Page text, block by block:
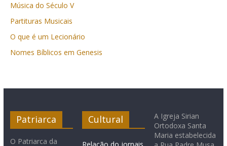
Música do Século V
Partituras Musicais
O que é um Lecionário
Nomes Bíblicos em Genesis
Patriarca
O Patriarca da
Cultural
A Igreja Sirian
Ortodoxa Santa
Maria estabelecida